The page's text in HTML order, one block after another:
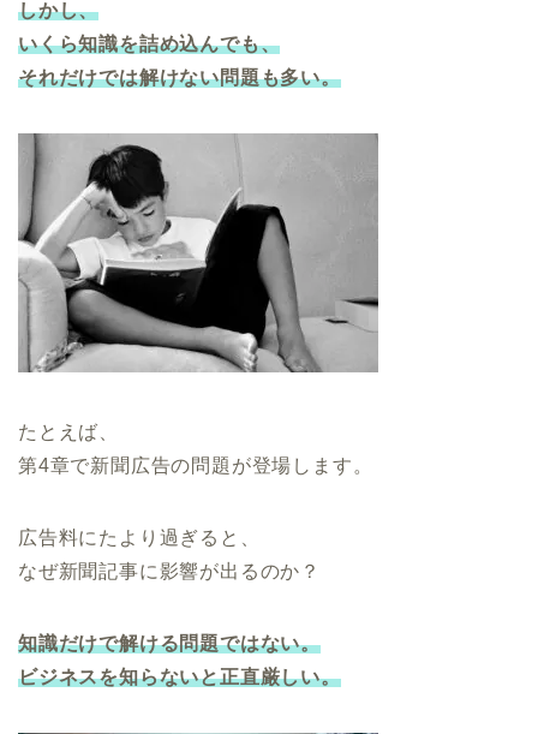
しかし、
いくら知識を詰め込んでも、
それだけでは解けない問題も多い。
たとえば、
第4章で新聞広告の問題が登場します。
広告料にたより過ぎると、
なぜ新聞記事に影響が出るのか？
知識だけで解ける問題ではない。
ビジネスを知らないと正直厳しい。